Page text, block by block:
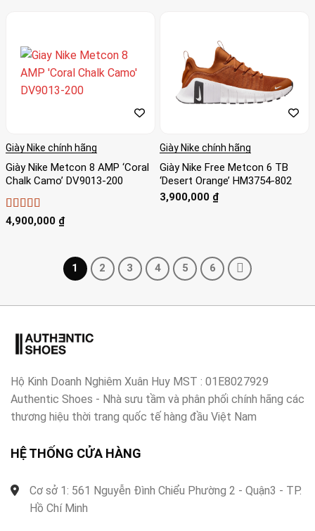
Giày Nike chính hãng
Giày Nike Metcon 8 AMP ‘Coral
Chalk Camo’ DV9013-200
Được xếp
4,900,000 ₫
Giày Nike chính hãng
Giày Nike Free Metcon 6 TB
‘Desert Orange’ HM3754-802
3,900,000 ₫
1 2 3 4 5 6
Hộ Kinh Doanh Nghiêm Xuân Huy MST : 01E8027929
Authentic Shoes - Nhà sưu tầm và phân phối chính hãng các
thương hiệu thời trang quốc tế hàng đầu Việt Nam
HỆ THỐNG CỬA HÀNG
Cơ sở 1: 561 Nguyễn Đình Chiểu Phường 2 - Quận3 - TP.
Hồ Chí Minh